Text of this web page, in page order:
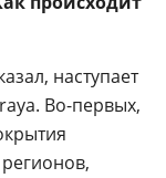
наступает
Во-первых,